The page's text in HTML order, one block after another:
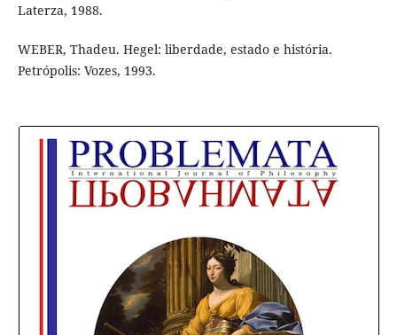
Laterza, 1988.
WEBER, Thadeu. Hegel: liberdade, estado e história.
Petrópolis: Vozes, 1993.